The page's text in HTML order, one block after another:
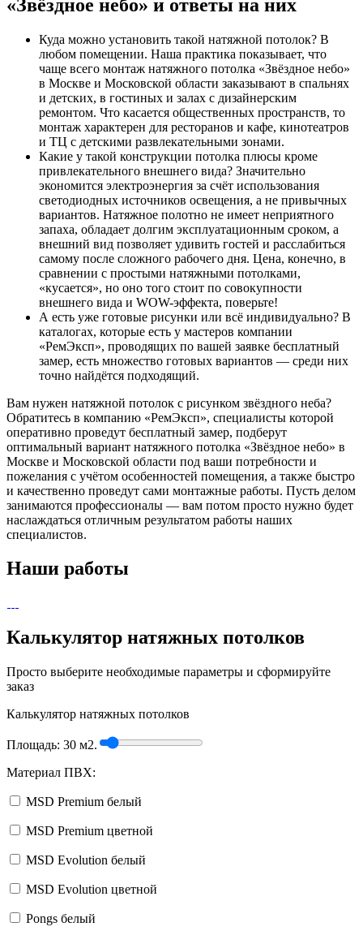
«Звёздное небо» и ответы на них
Куда можно установить такой натяжной потолок? В
любом помещении. Наша практика показывает, что
чаще всего монтаж натяжного потолка «Звёздное небо»
в Москве и Московской области заказывают в спальнях
и детских, в гостиных и залах с дизайнерским
ремонтом. Что касается общественных пространств, то
монтаж характерен для ресторанов и кафе, кинотеатров
и ТЦ с детскими развлекательными зонами.
Какие у такой конструкции потолка плюсы кроме
привлекательного внешнего вида? Значительно
экономится электроэнергия за счёт использования
светодиодных источников освещения, а не привычных
вариантов. Натяжное полотно не имеет неприятного
запаха, обладает долгим эксплуатационным сроком, а
внешний вид позволяет удивить гостей и расслабиться
самому после сложного рабочего дня. Цена, конечно, в
сравнении с простыми натяжными потолками,
«кусается», но оно того стоит по совокупности
внешнего вида и WOW-эффекта, поверьте!
А есть уже готовые рисунки или всё индивидуально? В
каталогах, которые есть у мастеров компании
«РемЭксп», проводящих по вашей заявке бесплатный
замер, есть множество готовых вариантов — среди них
точно найдётся подходящий.
Вам нужен натяжной потолок с рисунком звёздного неба?
Обратитесь в компанию «РемЭксп», специалисты которой
оперативно проведут бесплатный замер, подберут
оптимальный вариант натяжного потолка «Звёздное небо» в
Москве и Московской области под ваши потребности и
пожелания с учётом особенностей помещения, а также быстро
и качественно проведут сами монтажные работы. Пусть делом
занимаются профессионалы — вам потом просто нужно будет
наслаждаться отличным результатом работы наших
специалистов.
Наши работы
Калькулятор натяжных потолков
Просто выберите необходимые параметры и сформируйте
заказ
Калькулятор натяжных потолков
Площадь: 30 м2.
Материал ПВХ:
MSD Premium белый
MSD Premium цветной
MSD Evolution белый
MSD Evolution цветной
Pongs белый